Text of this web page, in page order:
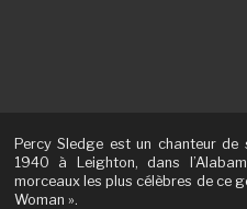
Percy Sledge est un chanteur
1940 à Leighton, dans
morceaux les plus célèbres de ce
Woman ».